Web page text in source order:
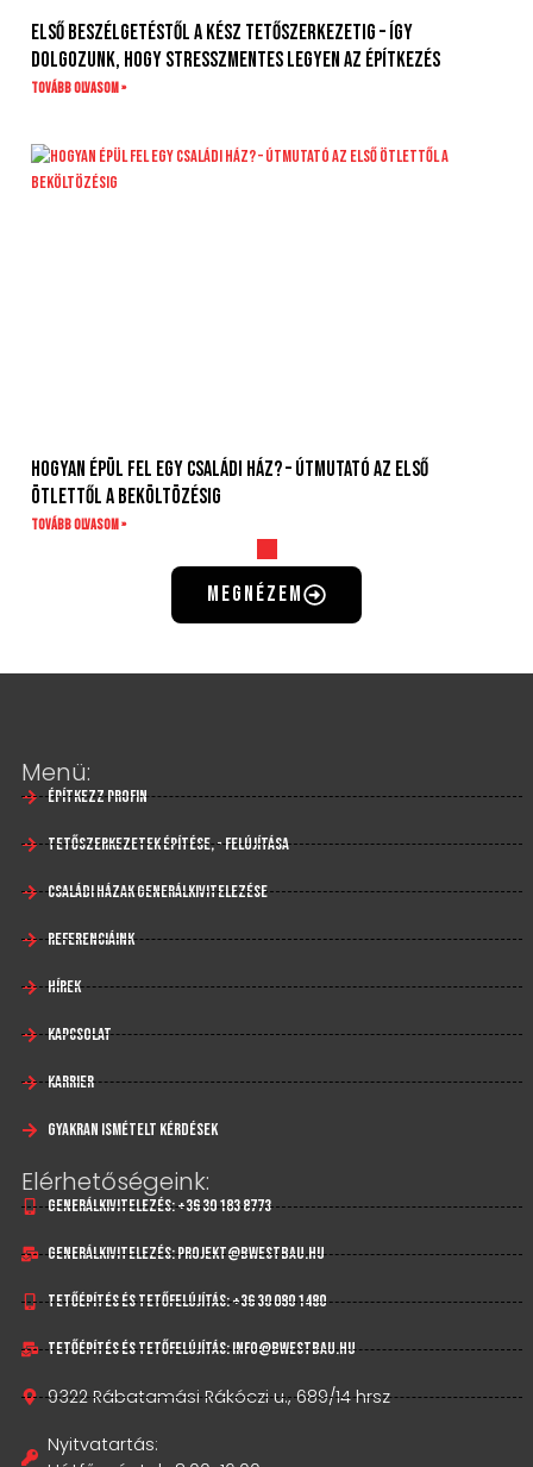
Első beszélgetéstől a kész tetőszerkezetig – így
dolgozunk, hogy stresszmentes legyen az építkezés
Tovább olvasom »
Hogyan épül fel egy családi ház? – Útmutató az első
ötlettől a beköltözésig
Tovább olvasom »
megnézem
Menü:
Építkezz profin
Tetőszerkezetek építése, - felújítása
Családi házak generálkivitelezése
Referenciáink
Hírek
Kapcsolat
Karrier
Gyakran Ismételt Kérdések
Elérhetőségeink:
Generálkivitelezés: +36 30 183 8773
Generálkivitelezés: projekt@bwestbau.hu
Tetőépítés és tetőfelújítás: +36 30 080 1480
Tetőépítés és tetőfelújítás: info@bwestbau.hu
9322 Rábatamási Rákóczi u., 689/14 hrsz
Nyitvatartás: